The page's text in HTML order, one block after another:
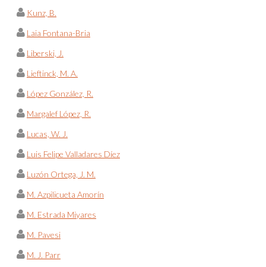
Kunz, B.
Laia Fontana-Bria
Liberski, J.
Lieftinck, M. A.
López González, R.
Margalef López, R.
Lucas, W. J.
Luis Felipe Valladares Díez
Luzón Ortega, J. M.
M. Azpilicueta Amorín
M. Estrada Miyares
M. Pavesi
M. J. Parr